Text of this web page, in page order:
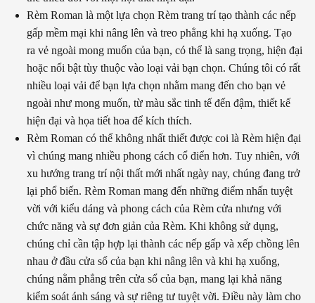
Rèm Roman là một lựa chọn Rèm trang trí tạo thành các nếp
gấp mềm mại khi nâng lên và treo phẳng khi hạ xuống. Tạo
ra vẻ ngoài mong muốn của bạn, có thể là sang trọng, hiện đại
hoặc nổi bật tùy thuộc vào loại vải bạn chọn. Chúng tôi có rất
nhiều loại vải để bạn lựa chọn nhằm mang đến cho bạn vẻ
ngoài như mong muốn, từ màu sắc tinh tế đến đậm, thiết kế
hiện đại và họa tiết hoa để kích thích.
Rèm Roman có thể không nhất thiết được coi là Rèm hiện đại
vì chúng mang nhiều phong cách cổ điển hơn. Tuy nhiên, với
xu hướng trang trí nội thất mới nhất ngày nay, chúng đang trở
lại phổ biến. Rèm Roman mang đến những điểm nhấn tuyệt
vời với kiểu dáng và phong cách của Rèm cửa nhưng với
chức năng và sự đơn giản của Rèm. Khi không sử dụng,
chúng chỉ cần tập hợp lại thành các nếp gấp và xếp chồng lên
nhau ở đầu cửa sổ của bạn khi nâng lên và khi hạ xuống,
chúng nằm phẳng trên cửa sổ của bạn, mang lại khả năng
kiểm soát ánh sáng và sự riêng tư tuyệt vời. Điều này làm cho